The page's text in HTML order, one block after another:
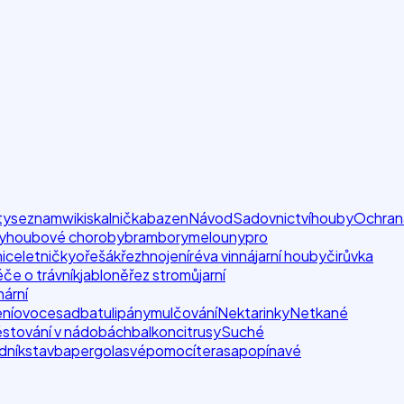
seznamwikiskalničkabazenNávodSadovnictvíhouby
houbové chorobybramborymelounypro
letničkyořešákřezhnojeníréva vinnájarní houbyčirůvka
o trávníkjabloněřez stromůjarní
ovocesadbatulipánymulčováníNektarinkyNetkané
v nádobáchbalkoncitrusySuché
stavbapergolasvépomocíterasapopínavé